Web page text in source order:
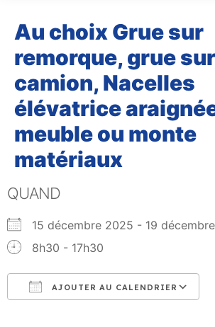
Au choix Grue sur
remorque, grue sur
camion, Nacelles
élévatrice
meuble ou monte
matériaux
QUAND
15 décembre 2025 - 19
8h30 - 17h30
AJOUTER AU CALENDRIER